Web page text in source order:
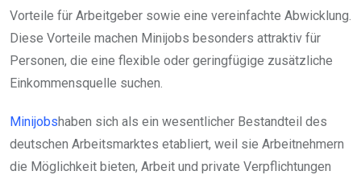
Vorteile für Arbeitgeber sowie eine vereinfachte Abwicklung.
Diese Vorteile machen Minijobs besonders attraktiv für
Personen, die eine flexible oder geringfügige zusätzliche
Einkommensquelle suchen.
Minijobshaben sich als ein wesentlicher Bestandteil des
deutschen Arbeitsmarktes etabliert, weil sie Arbeitnehmern
die Möglichkeit bieten, Arbeit und private Verpflichtungen